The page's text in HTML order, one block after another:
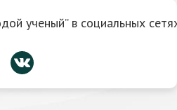
ученый” в социальных